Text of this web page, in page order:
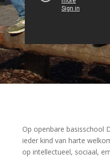
Op openbare basisschool
ieder kind van harte
op intellectueel, sociaal,